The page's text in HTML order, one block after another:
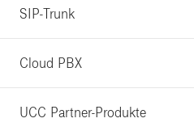
SIP-Trunk
Cloud PBX
UCC Partner-Produkte